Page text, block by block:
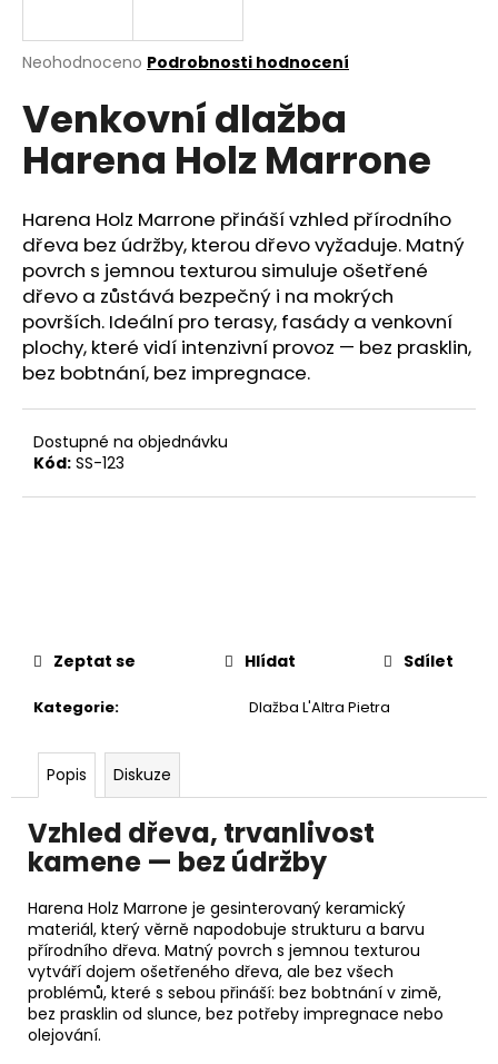
Průměrné
produktu
je
0,0
hvězdiček.
Neohodnoceno Podrobnosti hodnocení
Venkovní dlažba
Harena Holz Marrone
Harena Holz Marrone přináší vzhled přírodního
dřeva bez údržby, kterou dřevo vyžaduje. Matný
povrch s jemnou texturou simuluje ošetřené
dřevo a zůstává bezpečný i na mokrých
površích. Ideální pro terasy, fasády a venkovní
plochy, které vidí intenzivní provoz — bez prasklin,
bez bobtnání, bez impregnace.
Dostupné na objednávku
Kód: SS-123
Kategorie: Dlažba L'Altra Pietra
Zeptat se Hlídat Sdílet
Popis Diskuze
Vzhled dřeva, trvanlivost
kamene — bez údržby
Harena Holz Marrone je gesinterovaný keramický
materiál, který věrně napodobuje strukturu a barvu
přírodního dřeva. Matný povrch s jemnou texturou
vytváří dojem ošetřeného dřeva, ale bez všech
problémů, které s sebou přináší: bez bobtnání v zimě,
bez prasklin od slunce, bez potřeby impregnace nebo
olejování.
j
t
?
HLEDAT
D
o
p
o
u
č